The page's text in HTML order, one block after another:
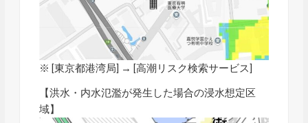
※ [東京都港湾局] → [高潮リスク検索サービス]
【洪水・内水氾濫が発生した場合の浸水想定区
域】